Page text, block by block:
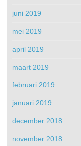
juni 2019
mei 2019
april 2019
maart 2019
februari 2019
januari 2019
december 2018
november 2018